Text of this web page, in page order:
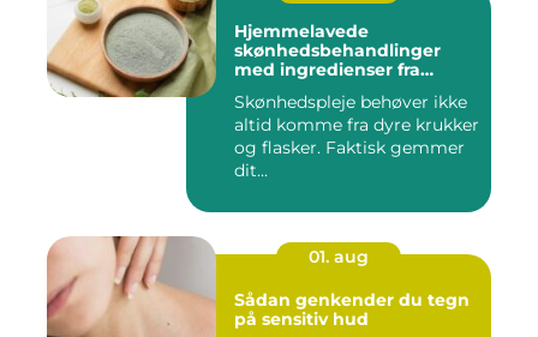
Hjemmelavede
skønhedsbehandlinger
med ingredienser fra
Skønhedspleje behøver ikke
altid komme fra dyre krukker
og flasker. Faktisk gemmer
dit...
01. aug
Sådan genkender du tegn
på sensitiv hud